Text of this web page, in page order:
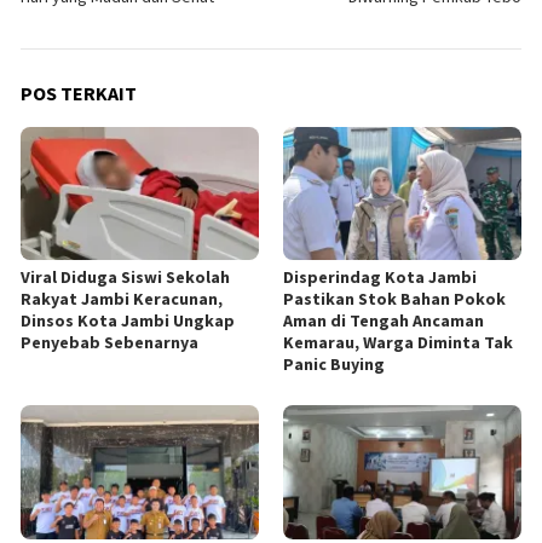
POS TERKAIT
Viral Diduga Siswi Sekolah
Rakyat Jambi Keracunan,
Dinsos Kota Jambi Ungkap
Penyebab Sebenarnya
Disperindag Kota Jambi
Pastikan Stok Bahan Pokok
Aman di Tengah Ancaman
Kemarau, Warga Diminta Tak
Panic Buying